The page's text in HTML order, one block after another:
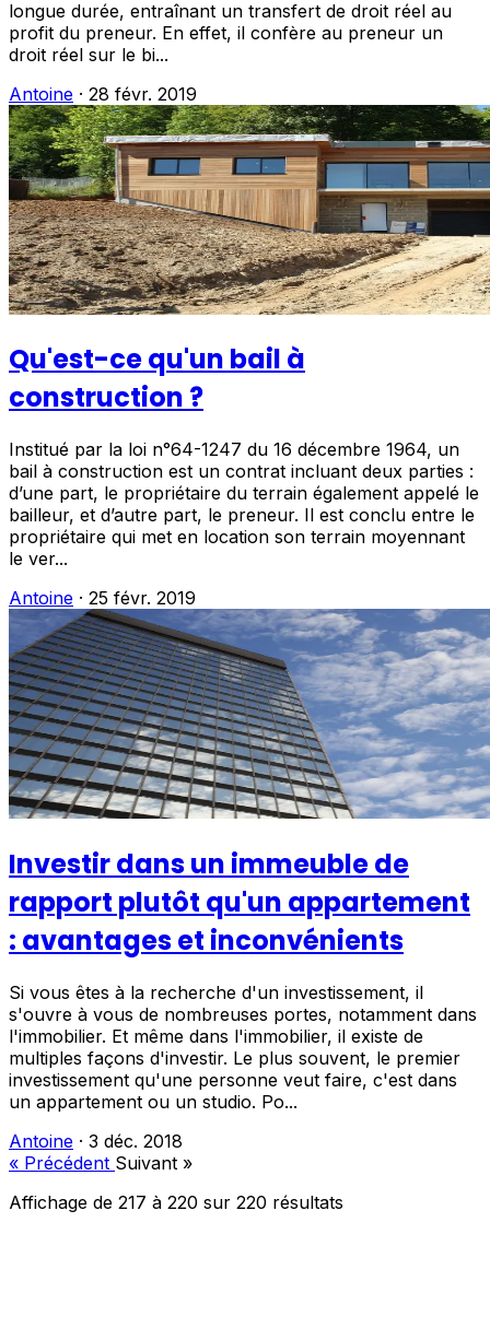
longue durée, entraînant un transfert de droit réel au
profit du preneur. En effet, il confère au preneur un
droit réel sur le bi...
Antoine · 28 févr. 2019
Qu'est-ce qu'un bail à
construction ?
Institué par la loi n°64-1247 du 16 décembre 1964, un
bail à construction est un contrat incluant deux parties :
d’une part, le propriétaire du terrain également appelé le
bailleur, et d’autre part, le preneur. Il est conclu entre le
propriétaire qui met en location son terrain moyennant
le ver...
Antoine · 25 févr. 2019
Investir dans un immeuble de
rapport plutôt qu'un appartement
: avantages et inconvénients
Si vous êtes à la recherche d'un investissement, il
s'ouvre à vous de nombreuses portes, notamment dans
l'immobilier. Et même dans l'immobilier, il existe de
multiples façons d'investir. Le plus souvent, le premier
investissement qu'une personne veut faire, c'est dans
un appartement ou un studio. Po...
Antoine · 3 déc. 2018
« Précédent Suivant »
Affichage de 217 à 220 sur 220 résultats